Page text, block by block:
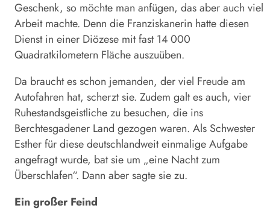
Geschenk, so möchte man anfügen, das aber auch viel
Arbeit machte. Denn die Franziskanerin hatte diesen
Dienst in einer Diözese mit fast 14 000
Quadratkilometern Fläche auszuüben.
Da braucht es schon jemanden, der viel Freude am
Autofahren hat, scherzt sie. Zudem galt es auch, vier
Ruhestandsgeistliche zu besuchen, die ins
Berchtesgadener Land gezogen waren. Als Schwester
Esther für diese deutschlandweit einmalige Aufgabe
angefragt wurde, bat sie um „eine Nacht zum
Überschlafen“. Dann aber sagte sie zu.
Ein großer Feind